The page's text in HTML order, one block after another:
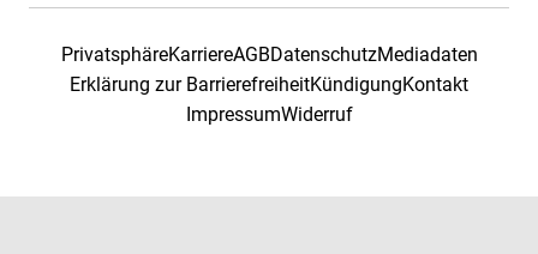
PrivatsphäreKarriereAGBDatenschutzMediadaten
Erklärung zur BarrierefreiheitKündigungKontakt
ImpressumWiderruf